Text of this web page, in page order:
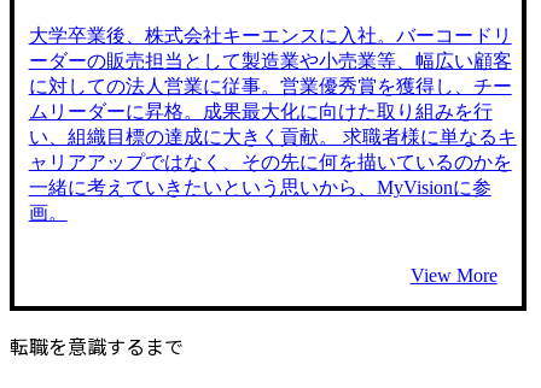
大学卒業後、株式会社キーエンスに入社。バーコードリ
ーダーの販売担当として製造業や小売業等、幅広い顧客
に対しての法人営業に従事。営業優秀賞を獲得し、チー
ムリーダーに昇格。成果最大化に向けた取り組みを行
い、組織目標の達成に大きく貢献。 求職者様に単なるキ
ャリアアップではなく、その先に何を描いているのかを
一緒に考えていきたいという思いから、MyVisionに参
画。
View More
転職を意識するまで